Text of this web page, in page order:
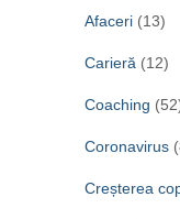
Afaceri(13)
Carieră (12)
Coaching
Coronavirus
Creșterea